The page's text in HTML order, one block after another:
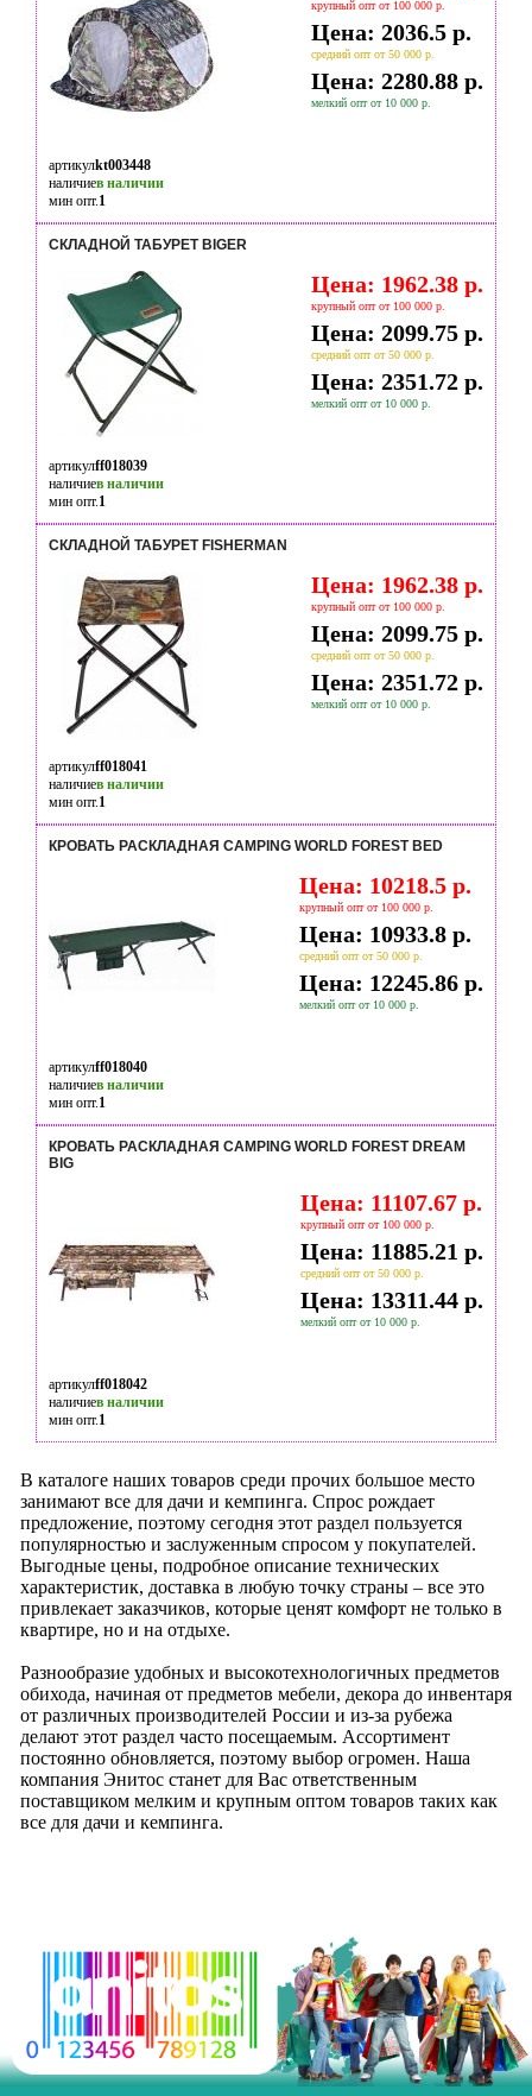
крупный опт от 100 000 р.
Цена: 2036.5 р.
средний опт от 50 000 р.
Цена: 2280.88 р.
мелкий опт от 10 000 р.
артикулkt003448
наличиев наличии
мин опт.1
CКЛАДНОЙ ТАБУРЕТ BIGER
Цена: 1962.38 р.
крупный опт от 100 000 р.
Цена: 2099.75 р.
средний опт от 50 000 р.
Цена: 2351.72 р.
мелкий опт от 10 000 р.
артикулff018039
наличиев наличии
мин опт.1
CКЛАДНОЙ ТАБУРЕТ FISHERMAN
Цена: 1962.38 р.
крупный опт от 100 000 р.
Цена: 2099.75 р.
средний опт от 50 000 р.
Цена: 2351.72 р.
мелкий опт от 10 000 р.
артикулff018041
наличиев наличии
мин опт.1
КРОВАТЬ РАСКЛАДНАЯ CAMPING WORLD FOREST BED
Цена: 10218.5 р.
крупный опт от 100 000 р.
Цена: 10933.8 р.
средний опт от 50 000 р.
Цена: 12245.86 р.
мелкий опт от 10 000 р.
артикулff018040
наличиев наличии
мин опт.1
КРОВАТЬ РАСКЛАДНАЯ CAMPING WORLD FOREST DREAM
BIG
Цена: 11107.67 р.
крупный опт от 100 000 р.
Цена: 11885.21 р.
средний опт от 50 000 р.
Цена: 13311.44 р.
мелкий опт от 10 000 р.
артикулff018042
наличиев наличии
мин опт.1
В каталоге наших товаров среди прочих большое место
занимают все для дачи и кемпинга. Спрос рождает
предложение, поэтому сегодня этот раздел пользуется
популярностью и заслуженным спросом у покупателей.
Выгодные цены, подробное описание технических
характеристик, доставка в любую точку страны – все это
привлекает заказчиков, которые ценят комфорт не только в
квартире, но и на отдыхе.
Разнообразие удобных и высокотехнологичных предметов
обихода, начиная от предметов мебели, декора до инвентаря
от различных производителей России и из-за рубежа
делают этот раздел часто посещаемым. Ассортимент
постоянно обновляется, поэтому выбор огромен. Наша
компания Энитос станет для Вас ответственным
поставщиком мелким и крупным оптом товаров таких как
все для дачи и кемпинга.